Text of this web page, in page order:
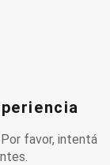
favor, intentá